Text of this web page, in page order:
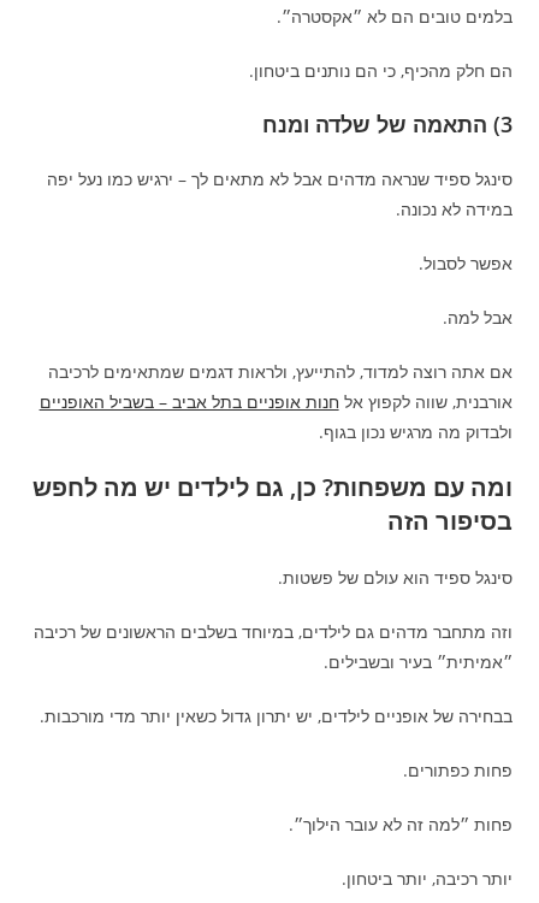
בלמים טובים הם לא ״אקסטרה״.
הם חלק מהכיף, כי הם נותנים ביטחון.
3) התאמה של שלדה ומנח
סינגל ספיד שנראה מדהים אבל לא מתאים לך – ירגיש כמו נעל יפה
במידה לא נכונה.
אפשר לסבול.
אבל למה.
אם אתה רוצה למדוד, להתייעץ, ולראות דגמים שמתאימים לרכיבה
אורבנית, שווה לקפוץ אל חנות אופניים בתל אביב – בשביל האופניים
ולבדוק מה מרגיש נכון בגוף.
ומה עם משפחות? כן, גם לילדים יש מה לחפש
בסיפור הזה
סינגל ספיד הוא עולם של פשטות.
וזה מתחבר מדהים גם לילדים, במיוחד בשלבים הראשונים של רכיבה
״אמיתית״ בעיר ובשבילים.
בבחירה של אופניים לילדים, יש יתרון גדול כשאין יותר מדי מורכבות.
פחות כפתורים.
פחות ״למה זה לא עובר הילוך״.
יותר רכיבה, יותר ביטחון.